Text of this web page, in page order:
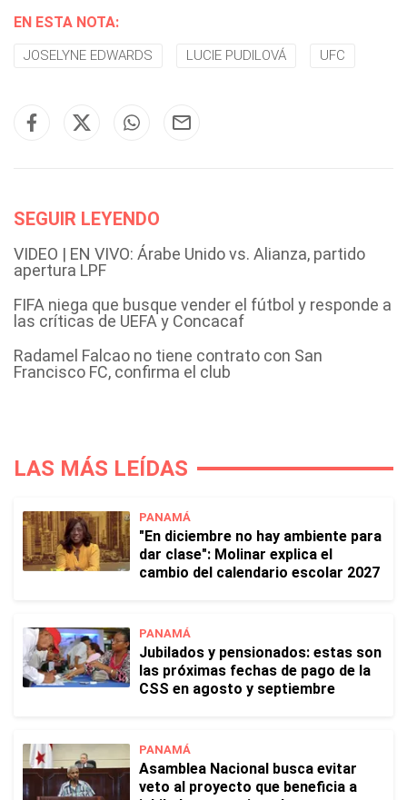
EN ESTA NOTA:
JOSELYNE EDWARDS LUCIE PUDILOVÁ UFC
SEGUIR LEYENDO
VIDEO | EN VIVO: Árabe Unido vs. Alianza, partido
apertura LPF
FIFA niega que busque vender el fútbol y responde a
las críticas de UEFA y Concacaf
Radamel Falcao no tiene contrato con San
Francisco FC, confirma el club
LAS MÁS LEÍDAS
PANAMÁ
"En diciembre no hay ambiente para
dar clase": Molinar explica el
cambio del calendario escolar 2027
PANAMÁ
Jubilados y pensionados: estas son
las próximas fechas de pago de la
CSS en agosto y septiembre
PANAMÁ
Asamblea Nacional busca evitar
veto al proyecto que beneficia a